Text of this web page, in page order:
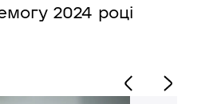
2024 році